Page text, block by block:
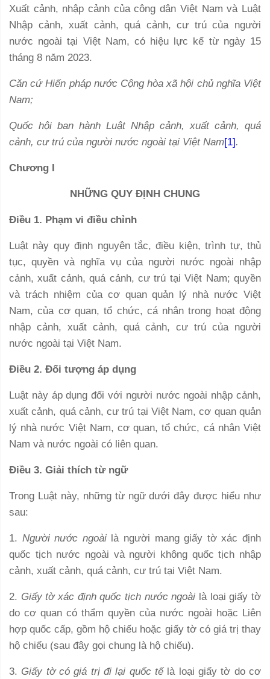
Xuất cảnh, nhập cảnh của công dân Việt Nam và Luật
Nhập cảnh, xuất cảnh, quá cảnh, cư trú của người
nước ngoài tại Việt Nam, có hiệu lực kể từ ngày 15
tháng 8 năm 2023.
Căn cứ Hiến pháp nước Cộng hòa xã hội chủ nghĩa Việt
Nam;
Quốc hội ban hành Luật Nhập cảnh, xuất cảnh, quá
cảnh, cư trú của người nước ngoài tại Việt Nam[1].
Chương I
NHỮNG QUY ĐỊNH CHUNG
Điều 1. Phạm vi điều chỉnh
Luật này quy định nguyên tắc, điều kiện, trình tự, thủ
tục, quyền và nghĩa vụ của người nước ngoài nhập
cảnh, xuất cảnh, quá cảnh, cư trú tại Việt Nam; quyền
và trách nhiệm của cơ quan quản lý nhà nước Việt
Nam, của cơ quan, tổ chức, cá nhân trong hoạt động
nhập cảnh, xuất cảnh, quá cảnh, cư trú của người
nước ngoài tại Việt Nam.
Điều 2. Đối tượng áp dụng
Luật này áp dụng đối với người nước ngoài nhập cảnh,
xuất cảnh, quá cảnh, cư trú tại Việt Nam, cơ quan quản
lý nhà nước Việt Nam, cơ quan, tổ chức, cá nhân Việt
Nam và nước ngoài có liên quan.
Điều 3. Giải thích từ ngữ
Trong Luật này, những từ ngữ dưới đây được hiểu như
sau:
1. Người nước ngoàilà người mang giấy tờ xác định
quốc tịch nước ngoài và người không quốc tịch nhập
cảnh, xuất cảnh, quá cảnh, cư trú tại Việt Nam.
2. Giấy tờ xác định quốc tịch nước ngoài là loại giấy tờ
do cơ quan có thẩm quyền của nước ngoài hoặc Liên
hợp quốc cấp, gồm hộ chiếu hoặc giấy tờ có giá trị thay
hộ chiếu (sau đây gọi chung là hộ chiếu).
3. Giấy tờ có giá trị đi lại quốc tếlà loại giấy tờ do cơ